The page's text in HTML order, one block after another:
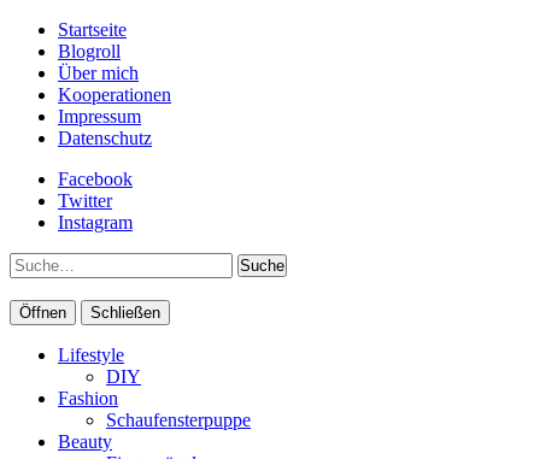
Startseite
Blogroll
Über mich
Kooperationen
Impressum
Datenschutz
Facebook
Twitter
Instagram
Suche
Öffnen Schließen
Lifestyle
DIY
Fashion
Schaufensterpuppe
Beauty